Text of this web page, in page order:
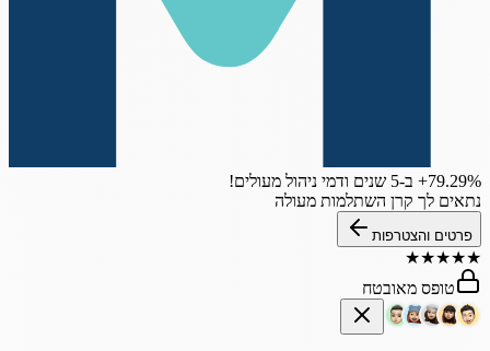
‎+79.29% ב-5 שנים
ודמי ניהול מעולים!
נתאים לך קרן השתלמות מעולה
פרטים והצטרפות
★
★
★
★
★
טופס מאובטח